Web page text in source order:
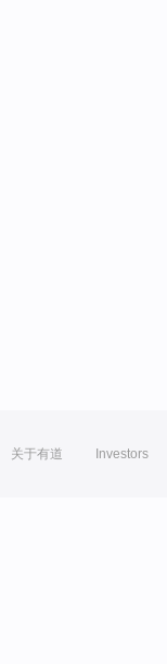
关于有道 Investors